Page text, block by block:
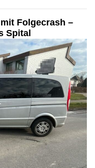
Folgecrash –
Spital